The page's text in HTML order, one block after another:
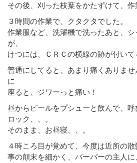
その後、刈った枝葉をかたずけて、作
３時間の作業で、クタクタでした。
作業服など、洗濯機で洗ったあと、
が、
けつには、ＣＲＣの横線の跡が付いて
普通にしてると、あまり痛くありま
に
座ると、ジワーっと痛い！
昼からビールをプシューと飲んで、
ロック、、。
そのまま、お昼寝、、。
４時ころ目が覚めて、今度は近所の散
事の顛末を細かく、バーバーの主人に